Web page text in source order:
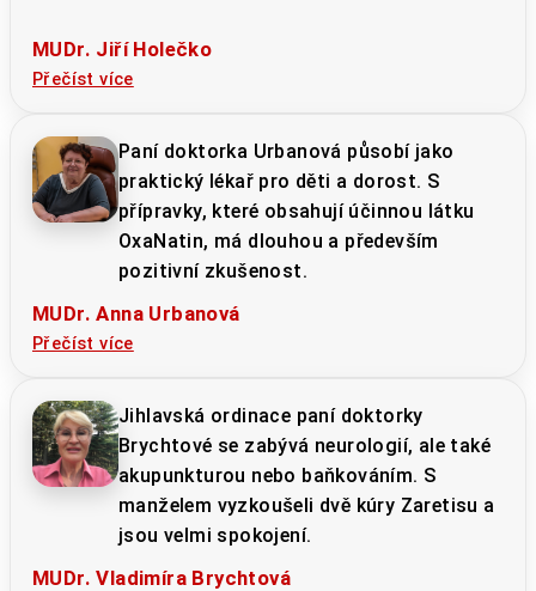
MUDr. Jiří Holečko
Přečíst více
Paní doktorka Urbanová působí jako
praktický lékař pro děti a dorost. S
přípravky, které obsahují účinnou látku
OxaNatin, má dlouhou a především
pozitivní zkušenost.
MUDr. Anna Urbanová
Přečíst více
Jihlavská ordinace paní doktorky
Brychtové se zabývá neurologií, ale také
akupunkturou nebo baňkováním. S
manželem vyzkoušeli dvě kúry Zaretisu a
jsou velmi spokojení.
MUDr. Vladimíra Brychtová